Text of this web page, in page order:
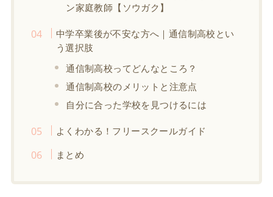
ン家庭教師【ソウガク】
中学卒業後が不安な方へ｜通信制高校とい
う選択肢
通信制高校ってどんなところ？
通信制高校のメリットと注意点
自分に合った学校を見つけるには
よくわかる！フリースクールガイド
まとめ